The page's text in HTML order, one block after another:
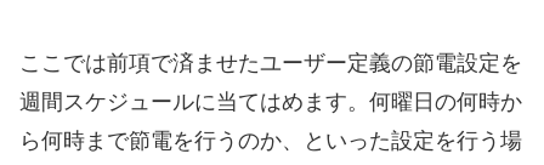
ここでは前項で済ませたユーザー定義の節電設定を
週間スケジュールに当てはめます。何曜日の何時か
ら何時まで節電を行うのか、といった設定を行う場